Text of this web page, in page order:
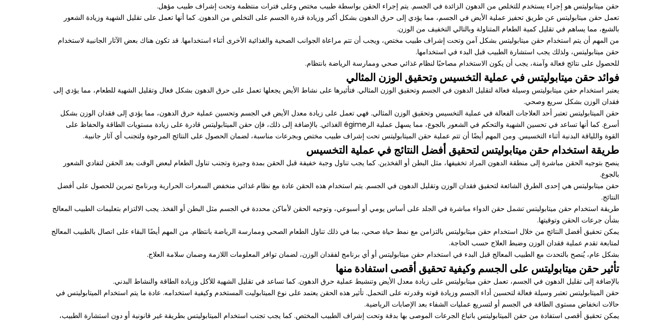
حقن ميتابوليتس هو إجراء يستخدم للتخلص من الدهون الزائدة في الجسم. يتم إجراء الحقن بواسطة طبيب مختص وعلى فترات منتظمة وتحت إشراف طبيب مؤهل.
تعمل حقن ميتابوليتس عن طريق تحفيز عملية الأيض في الجسم، مما يؤدي إلى حرق الدهون بشكل أكبر وزيادة قدرة الجسم على التخلص من الدهون. كما أنها تعمل على تقليل الشهية وزيادة الشعور
بالشبع، مما يساهم في تقليل كمية الطعام المتناولة وبالتالي التخفيف من الوزن.
من المهم أن يتم استخدام حقن ميتابوليتس بشكل آمن وتحت إشراف طبيب مختص، ويجب أن تتم مراعاة الجوانب الصحية والغذائية الأخرى أثناء استخدامها. قد تكون هناك بعض الآثار الجانبية لاستخدام
حقن ميتابوليتس، ولذلك يجب استشارة الطبيب قبل البدء في استخدامها.
للحصول على نتائج فعالة وآمنة، يجب أن يكون الاستخدام مصاحبًا لنظام غذائي صحي وممارسة الرياضة بانتظام.
فوائد حقن ميتابوليتس في عملية التخسيس وتحقيق الوزن المثالي
يعتبر استخدام حقن ميتابوليتس وسيلة فعالة لتقليل الدهون في الجسم وتحقيق الوزن المثالي. فتأثيرها على نشاط الأيض يجعلها تعمل على حرق الدهون بشكل فعال وتقليل الشهية للطعام، مما يؤدي إلى
فقدان الوزن بشكل سريع وصحي.
حقن الميتابوليتس تعتبر أحد العلاجات الفعالة في عملية التخسيس وتحقيق الوزن المثالي. فهي تعمل على زيادة معدل الأيض في الجسم وتحسين عملية حرق الدهون، مما يؤدي إلى فقدان الوزن بشكل
أسرع. كما أنها تساعد في تحسين الشهية والتحكم في الشعور بالجوع، مما يسهل عملية الرégime الغذائي. بالإضافة إلى ذلك، فإن حقن الميتابوليتس قادرة على زيادة مستويات الطاقة والحفاظ على
القوة واللياقة البدنية أثناء التخسيس. ومن المهم أيضًا أن تتم عملية حقن الميتابوليتس تحت إشراف طبيب مختص وبجرعات مناسبة، لضمان الحصول على النتائج المرجوة ولتجنب أي آثار جانبية.
طريقة استخدام حقن ميتابوليتس لتحقيق أفضل النتائج في عملية التخسيس
ينصح بتوجيه الحقن مباشرة إلى منطقة الدهون المراد تخفيفها، مثل البطن أو الفخذين. كما يجب تناول وجبة خفيفة قبل الحقن بمدة وجيزة وتجنب تناول الطعام لبعض الوقت بعد الحقن لتفادي الشعور
بالجوع.
حقن ميتابوليتس هي إحدى الطرق الشائعة لتحقيق فقدان الوزن وتقليل الدهون في الجسم. يتم استخدام هذه الحقن عادة مع نظام غذائي منخفض السعرات الحرارية وبرنامج تمرين للحصول على أفضل
النتائج.
طريقة استخدام حقن ميتابوليتس تشمل حقن الدواء مباشرة في الجلد على أساس يومي أو أسبوعي، وتوجيه الحقن لأماكن محددة في الجسم مثل البطن أو الفخذ. يجب الالتزام بتعليمات الطبيب المعالج
بشأن جرعات الحقن وتوقيتها.
يمكن تحقيق أفضل النتائج من خلال استخدام حقن ميتابوليتس بالتزامن مع نمط حياة صحي، بما في ذلك تناول الطعام الصحي وممارسة الرياضة بانتظام. من المهم أيضًا البقاء على اتصال بالطبيب المعالج
لمتابعة تقدم عملية فقدان الوزن وضبط العلاج حسب الحاجة.
بشكل عام، يُنصح بالتحدث مع الطبيب المعالج قبل البدء في استخدام حقن ميتابوليتس أو أي برنامج لفقدان الوزن، لضمان توافر المعلومات اللازمة وضمان سلامة العلاج.
تأثير حقن ميتابوليتس على الجسم وكيفية تحقيق أقصى استفادة منها
بالإضافة إلى تقليل الدهون في الجسم، تعمل حقن ميتابوليتس على زيادة معدل الأيض وتنشيط عملية حرق الدهون. كما تساعد في تقليل الشهية للأكل وزيادة الطاقة والنشاط البدني.
حقن الميتابوليتس تعتبر وسيلة فعالة لتحسين أداء الجسم وزيادة قوته وقدرته على التحمل. تأثير هذه الحقن يعتمد على نوع الميتابوليت المستخدم وكيفية استخدامه. عادة ما يتم استخدام الميتابوليتس في
حالات انخفاض مستوى الطاقة في الجسم أو لتسريع عمليات الشفاء بعد الإصابات الرياضية.
يمكن تحقيق أقصى استفادة من حقن الميتابوليتس باتباع الجرعات الموصى بها بدقة وتحت إشراف الطبيب المختص. كما يجب تجنب استخدام الميتابوليتس بطريقة غير قانونية أو دون استشارة الطبيب،